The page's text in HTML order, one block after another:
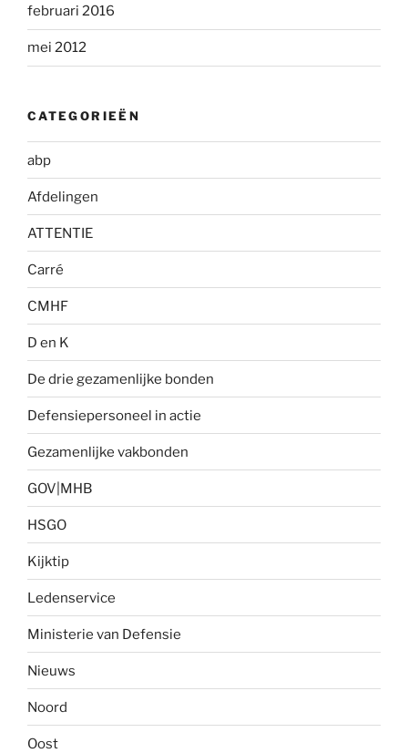
februari 2016
mei 2012
CATEGORIEËN
abp
Afdelingen
ATTENTIE
Carré
CMHF
D en K
De drie gezamenlijke bonden
Defensiepersoneel in actie
Gezamenlijke vakbonden
GOV|MHB
HSGO
Kijktip
Ledenservice
Ministerie van Defensie
Nieuws
Noord
Oost